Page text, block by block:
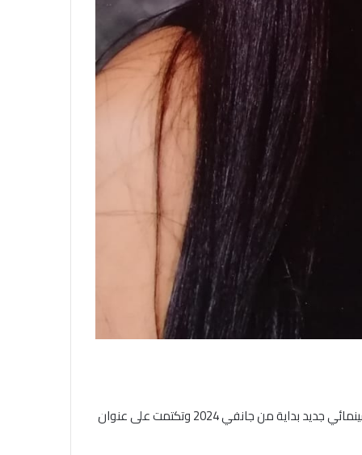
تستعد المخرجة السينمائية التونسية سلمى بكار لانتاج واخراج فلم سينمائي جديد بداية من جانفي 2024 وتكتمت على عنوان